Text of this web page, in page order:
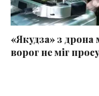
«Якудза» з
ворог не міг